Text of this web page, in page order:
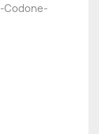
Codone-